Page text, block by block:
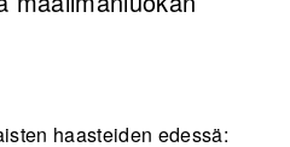
haasteiden edessä: